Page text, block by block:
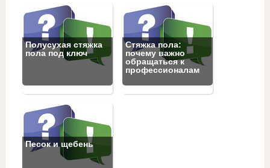
Полусухая стяжка
пола под ключ
Стяжка пола:
почему важно
обращаться к
профессионалам
Песок и щебень